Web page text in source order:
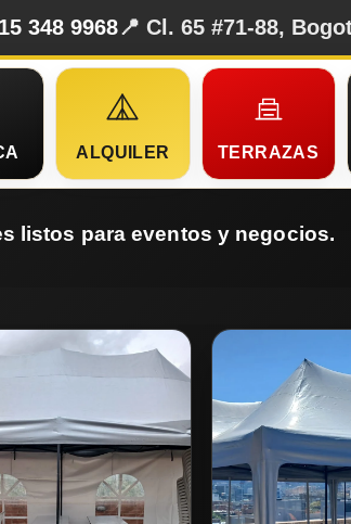
348 9968📍 Cl. 65 #71-88,
ALQUILER TERRAZAS
listos para eventos y negocios.